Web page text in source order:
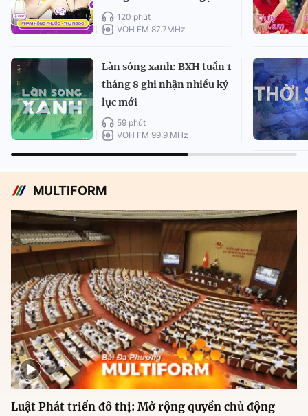
120 phút
VOH FM 87.7MHz
Làn sóng xanh: BXH tuần 1
tháng 8 ghi nhận nhiều kỷ
lục mới
59 phút
VOH FM 99.9 MHz
MULTIFORM
Luật Phát triển đô thị: Mở rộng quyền chủ động